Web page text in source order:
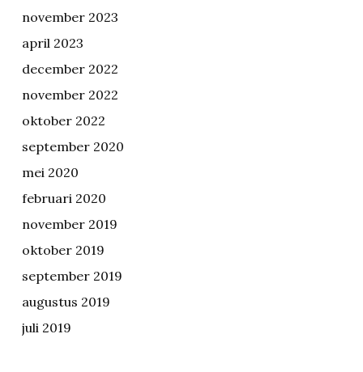
november 2023
april 2023
december 2022
november 2022
oktober 2022
september 2020
mei 2020
februari 2020
november 2019
oktober 2019
september 2019
augustus 2019
juli 2019